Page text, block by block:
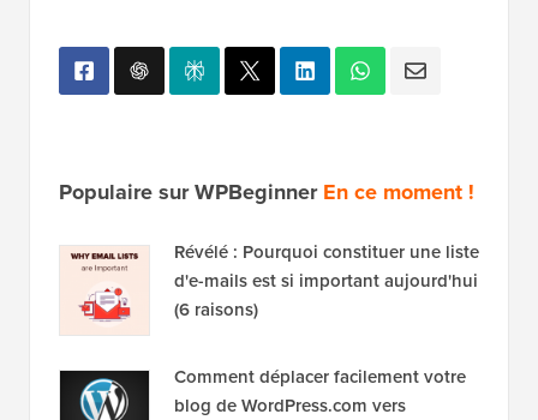
Populaire sur WPBeginnerEn ce moment !
Révélé : Pourquoi constituer une liste
d'e-mails est si important aujourd'hui
(6 raisons)
Comment déplacer facilement votre
blog de WordPress.com vers